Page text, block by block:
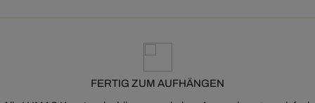
FERTIG ZUM AUFHÄNGEN